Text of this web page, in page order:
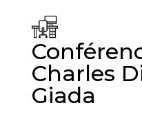
Charles
Giada